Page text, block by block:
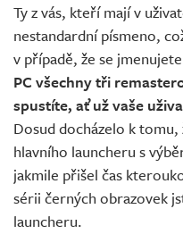
Ty z vás, kteří mají v
nestandardní písmeno,
v případě, že se
PC všechny tři
spustíte, ať už vaše
Dosud docházelo k
hlavního launcheru s
jakmile přišel čas
sérii černých obrazovek
launcheru.